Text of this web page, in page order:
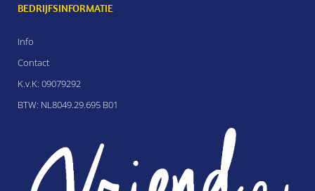
BEDRIJFSINFORMATIE
Info
Contact
K.v.K: 09079292
BTW: NL8049.29.695 B01